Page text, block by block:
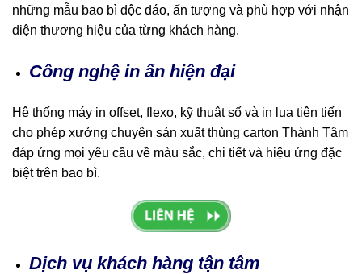
những mẫu bao bì độc đáo, ấn tượng và phù hợp với nhận
diện thương hiệu của từng khách hàng.
Công nghệ in ấn hiện đại
Hệ thống máy in offset, flexo, kỹ thuật số và in lụa tiên tiến
cho phép xưởng chuyên sản xuất thùng carton Thành Tâm
đáp ứng mọi yêu cầu về màu sắc, chi tiết và hiệu ứng đặc
biệt trên bao bì.
Dịch vụ khách hàng tận tâm